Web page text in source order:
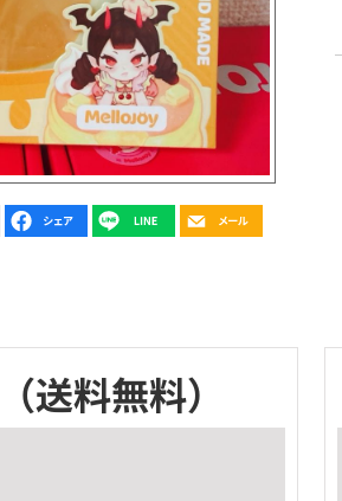
（送料無料）